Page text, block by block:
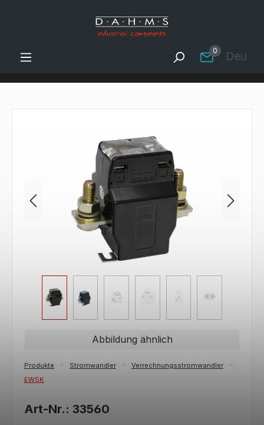
Zum Hauptinhalt springen
0
Bildergalerie überspringen
Abbildung ähnlich
Produkte Stromwandler
Verrechnungsstromwandler
EWSK
Art-Nr.: 33560